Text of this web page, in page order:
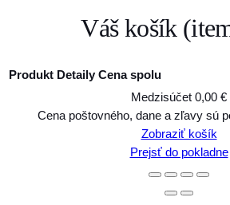
Váš košík
Produkty
Produkt Detaily Cena spolu
Medzisúčet 0,00 €
Cena poštovného, dane a zľavy sú
Zobraziť košík
Prejsť do pokladne